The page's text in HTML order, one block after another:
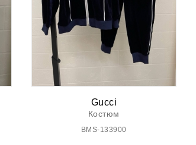
Gucci
Костюм
BMS-133900